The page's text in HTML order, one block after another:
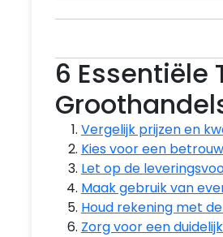
6 Essentiële
Vergelijk prijzen en
Kies voor een
Let op de
Maak gebruik van
Houd rekening met
Zorg voor een